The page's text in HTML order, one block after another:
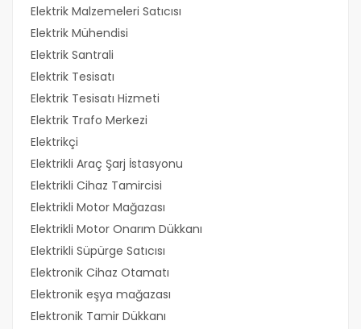
Elektrik Malzemeleri Satıcısı
Elektrik Mühendisi
Elektrik Santrali
Elektrik Tesisatı
Elektrik Tesisatı Hizmeti
Elektrik Trafo Merkezi
Elektrikçi
Elektrikli Araç Şarj İstasyonu
Elektrikli Cihaz Tamircisi
Elektrikli Motor Mağazası
Elektrikli Motor Onarım Dükkanı
Elektrikli Süpürge Satıcısı
Elektronik Cihaz Otamatı
Elektronik eşya mağazası
Elektronik Tamir Dükkanı